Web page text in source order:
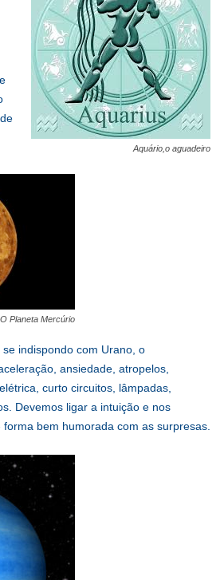
Aquário,o aguadeiro
O Planeta Mercúrio
indispondo com Urano, o
ansiedade, atropelos,
curto circuitos, lâmpadas,
Devemos ligar a intuição e nos
bem humorada com as surpresas.